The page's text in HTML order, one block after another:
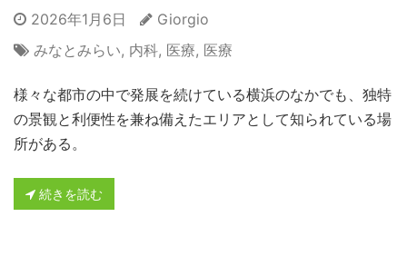
2026年1月6日
Giorgio
みなとみらい, 内科, 医療, 医療
様々な都市の中で発展を続けている横浜のなかでも、独特
の景観と利便性を兼ね備えたエリアとして知られている場
所がある。
続きを読む